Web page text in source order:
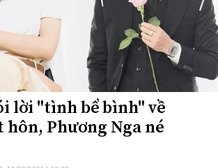
lời "tình bể bình" về
Phương Nga né